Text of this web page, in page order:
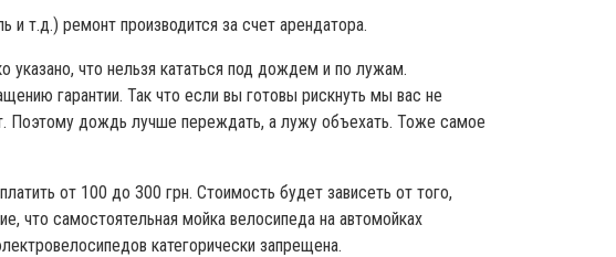
т.д.) ремонт производится за счет арендатора.
указано, что нельзя кататься под дождем и по лужам.
гарантии. Так что если вы готовы рискнуть мы вас не
Поэтому дождь лучше переждать, а лужу объехать. Тоже самое
от 100 до 300 грн. Стоимость будет зависеть от того,
что самостоятельная мойка велосипеда на автомойках
категорически запрещена.